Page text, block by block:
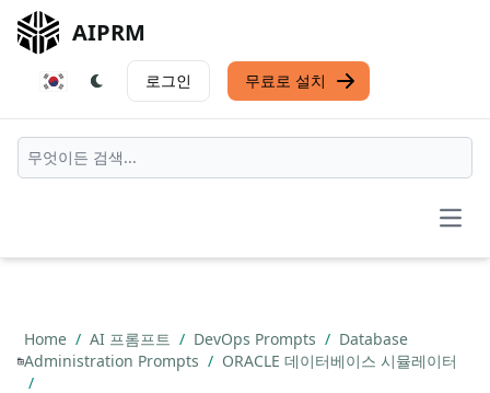
AIPRM
로그인 무료로 설치
Home / AI 프롬프트 / DevOps Prompts / Database
Administration Prompts / ORACLE 데이터베이스 시뮬레이터
/